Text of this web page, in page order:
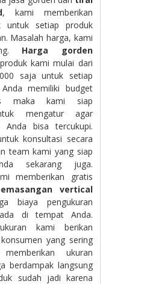
, kami memberikan
untuk setiap produk
Masalah harga, kami
Harga gorden
kami mulai dari
saja untuk setiap
memiliki budget
maka kami siap
mengatur agar
Anda bisa tercukupi.
konsultasi secara
team kami yang siap
sekarang juga.
memberikan gratis
vertical
biaya pengukuran
di tempat Anda.
kami berikan
yang sering
ukuran
berdampak langsung
sudah jadi karena